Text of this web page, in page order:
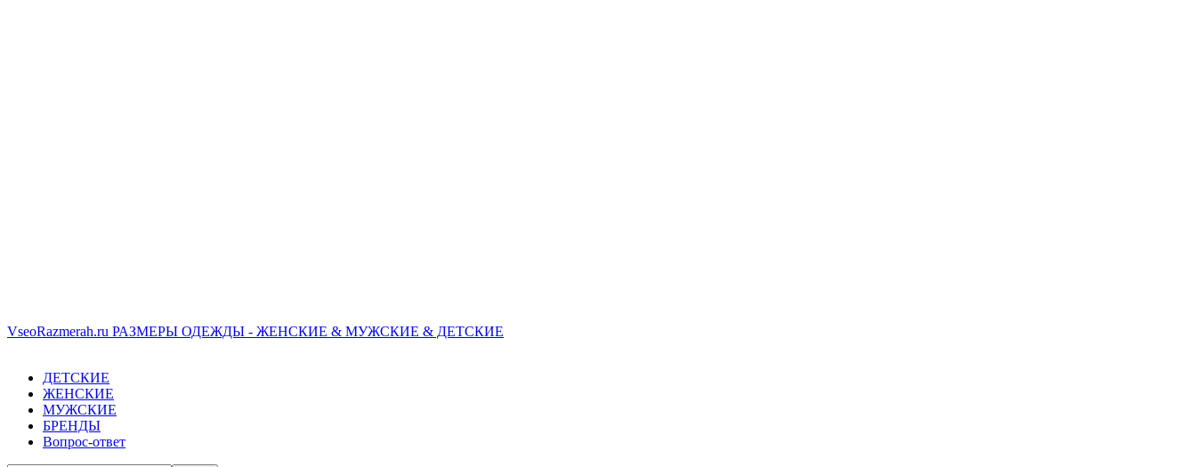
VseoRazmerah.ru РАЗМЕРЫ ОДЕЖДЫ - ЖЕНСКИЕ & МУЖСКИЕ & ДЕТСКИЕ
ДЕТСКИЕ
ЖЕНСКИЕ
МУЖСКИЕ
БРЕНДЫ
Вопрос-ответ